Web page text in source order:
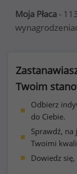
Moja Płaca -
Twoim
Odbierz
do Ciebie.
Sprawdź, na
Twoimi
Dowiedz